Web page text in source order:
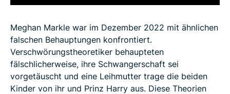
Meghan Markle war im Dezember 2022 mit ähnlichen
falschen Behauptungen konfrontiert.
Verschwörungstheoretiker behaupteten
fälschlicherweise, ihre Schwangerschaft sei
vorgetäuscht und eine Leihmutter trage die beiden
Kinder von ihr und Prinz Harry aus. Diese Theorien